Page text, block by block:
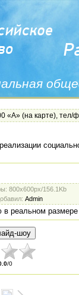
«А» (на карте), тел/
: 800x600px/156.1Kb
: Admin
в реальном размере
/0